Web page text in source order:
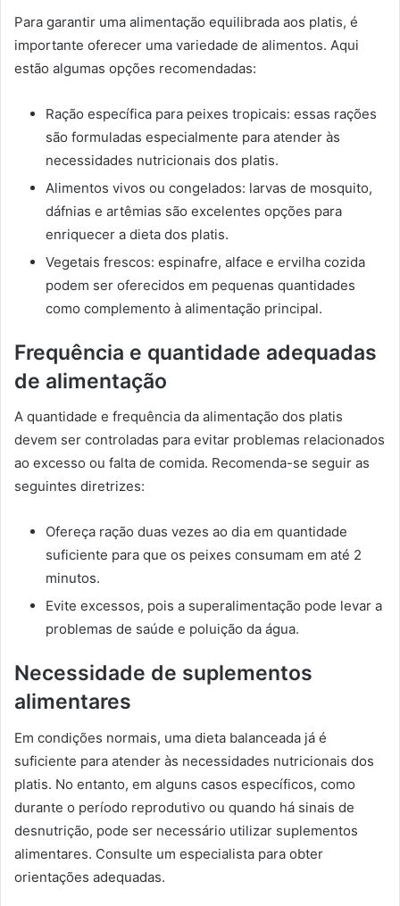
Para garantir uma alimentação equilibrada aos platis, é
importante oferecer uma variedade de alimentos. Aqui
estão algumas opções recomendadas:
Ração específica para peixes tropicais: essas rações
são formuladas especialmente para atender às
necessidades nutricionais dos platis.
Alimentos vivos ou congelados: larvas de mosquito,
dáfnias e artêmias são excelentes opções para
enriquecer a dieta dos platis.
Vegetais frescos: espinafre, alface e ervilha cozida
podem ser oferecidos em pequenas quantidades
como complemento à alimentação principal.
Frequência e quantidade adequadas
de alimentação
A quantidade e frequência da alimentação dos platis
devem ser controladas para evitar problemas relacionados
ao excesso ou falta de comida. Recomenda-se seguir as
seguintes diretrizes:
Ofereça ração duas vezes ao dia em quantidade
suficiente para que os peixes consumam em até 2
minutos.
Evite excessos, pois a superalimentação pode levar a
problemas de saúde e poluição da água.
Necessidade de suplementos
alimentares
Em condições normais, uma dieta balanceada já é
suficiente para atender às necessidades nutricionais dos
platis. No entanto, em alguns casos específicos, como
durante o período reprodutivo ou quando há sinais de
desnutrição, pode ser necessário utilizar suplementos
alimentares. Consulte um especialista para obter
orientações adequadas.